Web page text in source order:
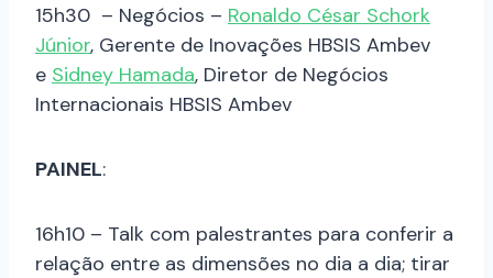
15h30 – Negócios – Ronaldo César Schork
Júnior, Gerente de Inovações HBSIS Ambev
e Sidney Hamada, Diretor de Negócios
Internacionais HBSIS Ambev
PAINEL:
16h10 – Talk com palestrantes para conferir a
relação entre as dimensões no dia a dia; tirar